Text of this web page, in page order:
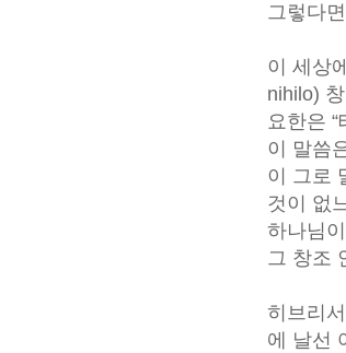
그렇다
이 세상
nihilo)
요한은
이 말씀
이 그로
것이 없
하나님
그 창조
히브리
에 날선